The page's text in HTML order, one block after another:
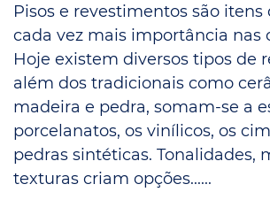
Pisos e revestimentos são
cada vez mais importância nas
Hoje existem diversos tipos de
além dos tradicionais como
madeira e pedra, somam-se a
porcelanatos, os vinílicos, os
pedras sintéticas. Tonalidades,
texturas criam opções......